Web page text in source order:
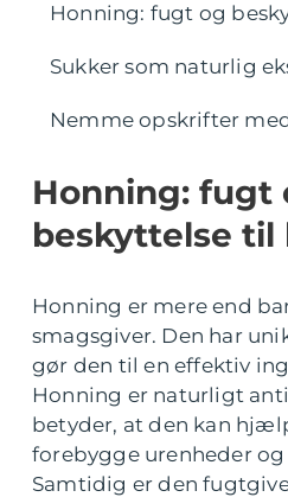
Honning: fugt og
Sukker som naturlig
Nemme opskrifter
Honning: fugt
beskyttelse til
Honning er mere end
smagsgiver. Den har
gør den til en effektiv
Honning er naturligt
betyder, at den kan
forebygge urenheder
Samtidig er den